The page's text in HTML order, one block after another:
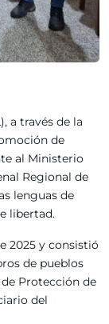
a través de la
de
al Ministerio
Regional de
lenguas de
libertad.
2025 y consistió
de pueblos
Protección de
del